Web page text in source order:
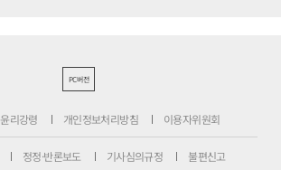
PC버전
윤리강령 개인정보처리방침 이용자위원회
정정·반론보도 기사심의규정 불편신고